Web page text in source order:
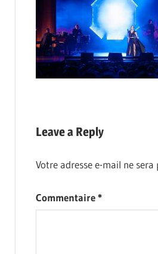
Leave a Reply
Votre adresse e-mail ne sera
Commentaire*